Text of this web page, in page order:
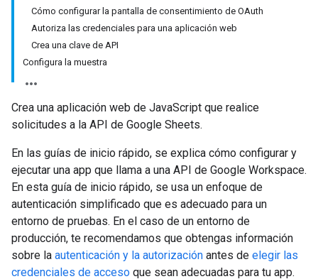
Cómo configurar la pantalla de consentimiento de OAuth
Autoriza las credenciales para una aplicación web
Crea una clave de API
Configura la muestra
Crea una aplicación web de JavaScript que realice
solicitudes a la API de Google Sheets.
En las guías de inicio rápido, se explica cómo configurar y
ejecutar una app que llama a una API de Google Workspace.
En esta guía de inicio rápido, se usa un enfoque de
autenticación simplificado que es adecuado para un
entorno de pruebas. En el caso de un entorno de
producción, te recomendamos que obtengas información
sobre la autenticación y la autorización antes de elegir las
credenciales de acceso que sean adecuadas para tu app.